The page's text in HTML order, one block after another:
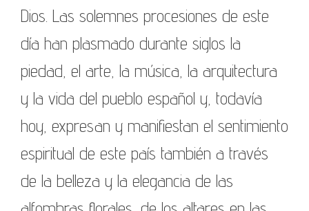
Dios. Las solemnes procesiones de este
día han plasmado durante siglos la
piedad, el arte, la música, la arquitectura
y la vida del pueblo español y, todavía
hoy, expresan y manifiestan el sentimiento
espiritual de este país también a través
de la belleza y la elegancia de las